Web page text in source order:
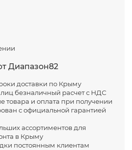
Диапазон82
доставки по Крыму
безналичный расчет с НДС
товара и оплата при получении
с официальной гарантией
ассортиментов для
в Крыму
постоянным клиентам